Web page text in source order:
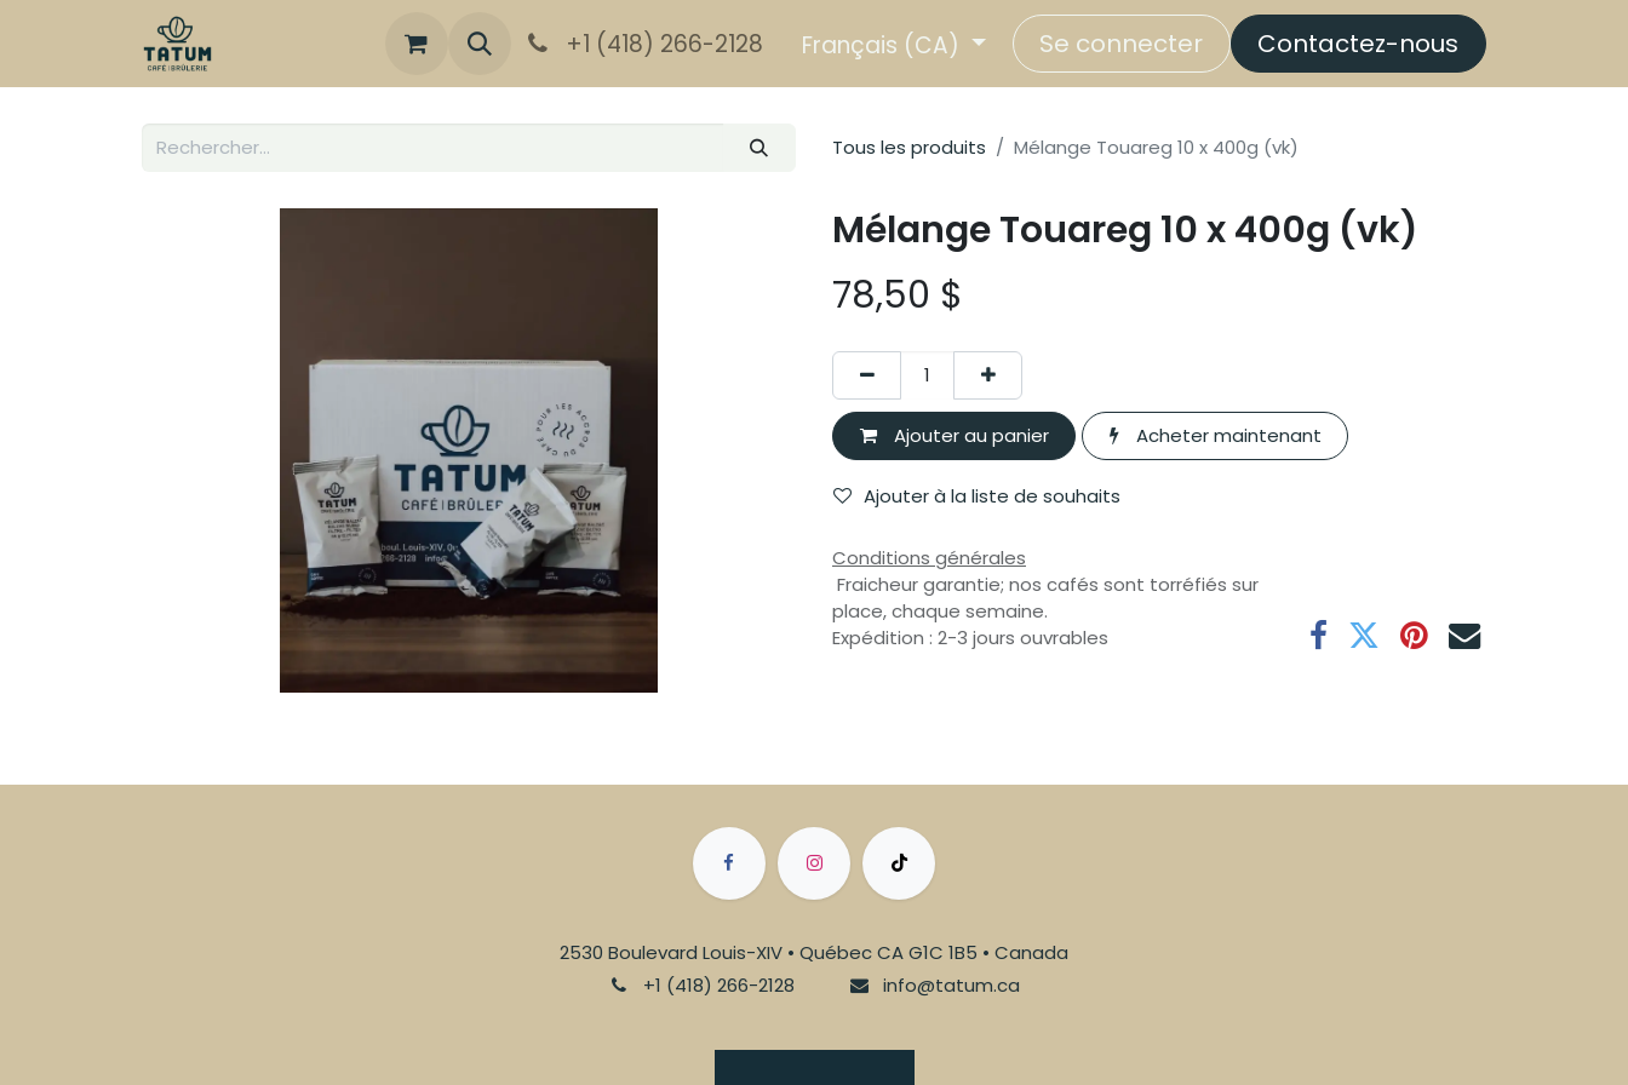
+1 (418) 266-2128 Français (CA) Se connecter Contactez-nous
Tous les produits Mélange Touareg 10 x 400g (vk)
Mélange Touareg 10 x 400g (vk)
78,50 $
Ajouter au panier Acheter maintenant
Ajouter à la liste de souhaits
Conditions générales
Fraicheur garantie; nos cafés sont torréfiés sur
place, chaque semaine.
Expédition : 2-3 jours ouvrables
2530 Boulevard Louis-XIV • Québec CA G1C 1B5 • Canada
+1 (418) 266-2128
info@tatum.ca